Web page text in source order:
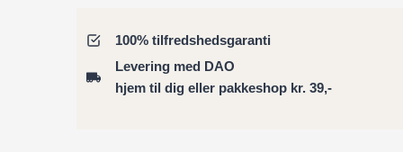
deco
sort/hvid
100% tilfredshedsgaranti
Levering med DAO
hjem til dig eller pakkeshop kr. 39,-